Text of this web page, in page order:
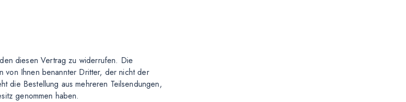
diesen Vertrag zu widerrufen. Die
von Ihnen benannter Dritter, der nicht der
die Bestellung aus mehreren Teilsendungen,
genommen haben.